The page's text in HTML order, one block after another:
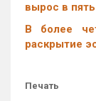
вырос в пять
В более
раскрытие
Печать